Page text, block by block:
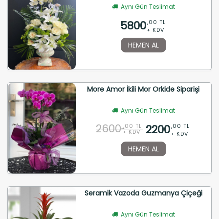
Aynı Gün Teslimat
5800,00 TL
+ KDV
HEMEN AL
More Amor İkili Mor Orkide Siparişi
Aynı Gün Teslimat
2600 ,00 TL
+ KDV 2200,00 TL
+ KDV
HEMEN AL
Seramik Vazoda Guzmanya Çiçeği
Aynı Gün Teslimat